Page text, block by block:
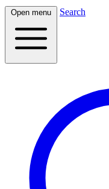
Open menu Search